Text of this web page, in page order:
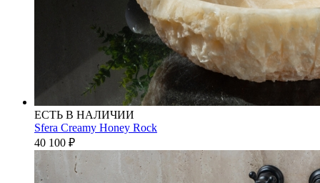
ЕСТЬ В НАЛИЧИИ
Sfera Creamy Honey Rock
40 100 ₽